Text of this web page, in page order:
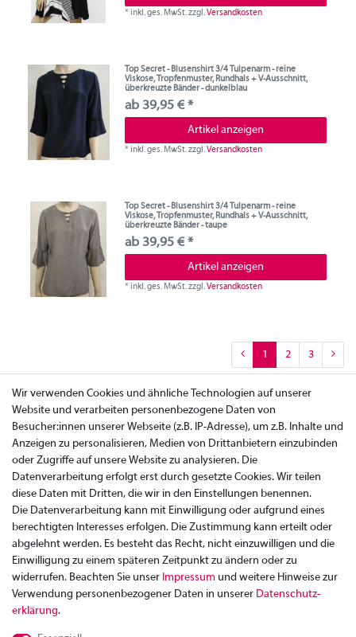
*inkl. ges. MwSt.zzgl.Versandkosten
Top Secret - Blusenshirt 3/4 Tulpenarm - reine
Viskose, Tropfenmuster, Rundhals + V-Ausschnitt,
überkreuzte Bänder - dunkelblau
ab 39,95 € *
Artikel anzeigen
*inkl. ges. MwSt.zzgl.Versandkosten
Top Secret - Blusenshirt 3/4 Tulpenarm - reine
Viskose, Tropfenmuster, Rundhals + V-Ausschnitt,
überkreuzte Bänder - taupe
ab 39,95 € *
Artikel anzeigen
*inkl. ges. MwSt.zzgl.Versandkosten
1 2 3
Zahlung
Wir verwenden Cookies und ähnliche Technologien auf unserer
Website und verarbeiten personenbezogene Daten von
Besucher:innen unserer Webseite (z.B. IP-Adresse), um z.B. Inhalte und
Anzeigen zu personalisieren, Medien von Drittanbietern einzubinden
oder Zugriffe auf unsere Website zu analysieren. Die
Datenverarbeitung erfolgt erst durch gesetzte Cookies. Wir teilen
diese Daten mit Dritten, die wir in den Einstellungen benennen.
Die Datenverarbeitung kann mit Einwilligung oder aufgrund eines
berechtigten Interesses erfolgen. Die Zustimmung kann erteilt oder
abgelehnt werden. Es besteht das Recht, nicht einzuwilligen und die
Einwilligung zu einem späteren Zeitpunkt zu ändern oder zu
widerrufen. Beachten Sie unser Impressum und weitere Hinweise zur
Verwendung personenbezogener Daten in unserer Daten­schutz­
erklärung.